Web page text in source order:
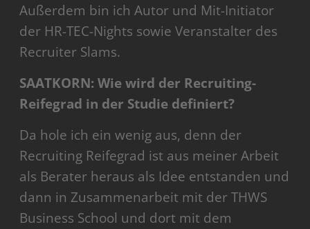
Außerdem bin ich Autor und Mit-Initiator
der HR-TEC-Nights sowie Veranstalter des
Recruiter Slams.
SAATKORN: Wie wird der Recruiting-
Reifegrad in der Studie definiert?
Da hole ich ein wenig aus, denn der
Recruiting Reifegrad ist aus meiner Arbeit
als Berater heraus als Idee entstanden und
dann in Zusammenarbeit mit der THWS
Business School und dort mit dem